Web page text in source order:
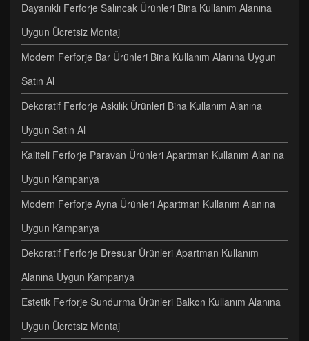
Dayanıklı Ferforje Salıncak Ürünleri Bina Kullanım Alanına
Uygun Ücretsiz Montaj
Modern Ferforje Bar Ürünleri Bina Kullanım Alanına Uygun
Satın Al
Dekoratif Ferforje Askılık Ürünleri Bina Kullanım Alanına
Uygun Satın Al
Kaliteli Ferforje Paravan Ürünleri Apartman Kullanım Alanına
Uygun Kampanya
Modern Ferforje Ayna Ürünleri Apartman Kullanım Alanına
Uygun Kampanya
Dekoratif Ferforje Dresuar Ürünleri Apartman Kullanım
Alanına Uygun Kampanya
Estetik Ferforje Sundurma Ürünleri Balkon Kullanım Alanına
Uygun Ücretsiz Montaj